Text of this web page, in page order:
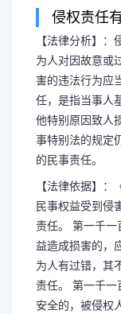
侵权责任
【法律分析】
为人对因故意或
害的违法行为应
任，是指当事人
他特别原因致人
事特别法的规定
的民事责任。
【法律依据】
民事权益受到侵
责任。 第一千一
益造成损害的，
为人有过错，其
责任。 第一千一
安全的，被侵权